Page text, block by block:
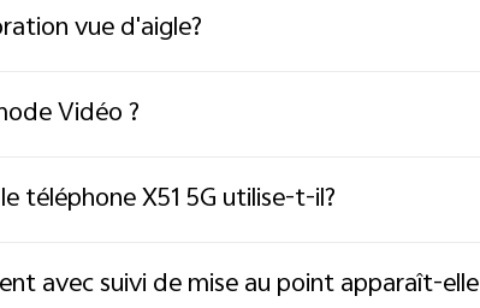
vue d'aigle?
Vidéo ?
téléphone X51 5G utilise-t-il?
avec suivi de mise au point apparaît-elle